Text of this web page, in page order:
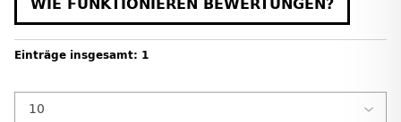
WIE FUNKTIONIEREN BEWERTUNGEN?
Einträge insgesamt: 1